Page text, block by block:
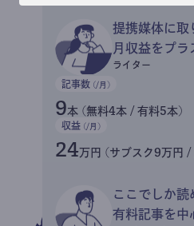
提携媒体に取
月収益をプラ
ライター
記事数 (/月)
9本 (無料4本 / 有料5本)
収益 (/月)
24万円 (サブスク9万円
ここでしか読
有料記事を中